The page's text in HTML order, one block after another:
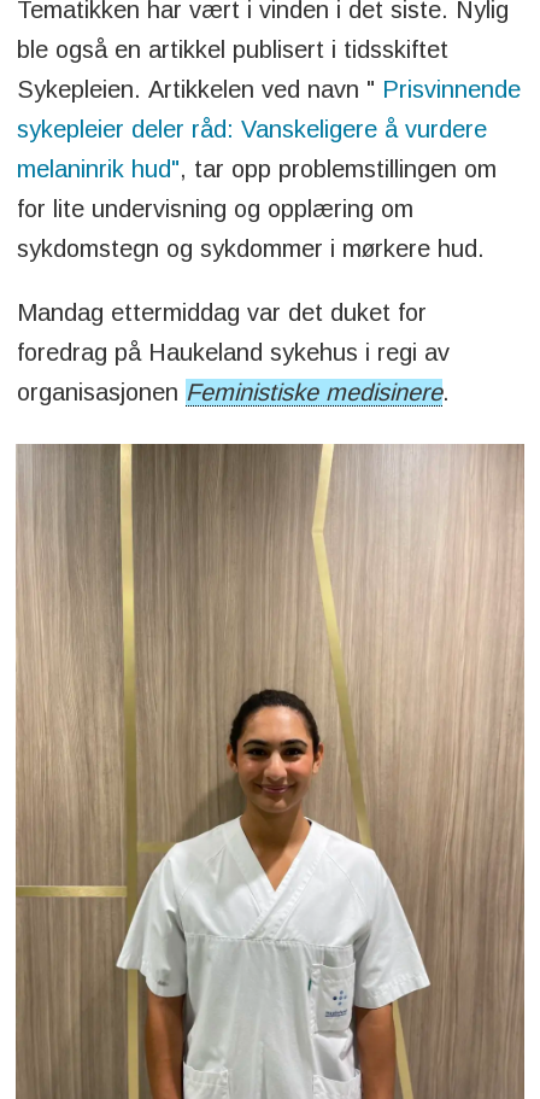
Tematikken har vært i vinden i det siste. Nylig
ble også en artikkel publisert i tidsskiftet
Sykepleien. Artikkelen ved navn " Prisvinnende
sykepleier deler råd: Vanskeligere å vurdere
melaninrik hud", tar opp problemstillingen om
for lite undervisning og opplæring om
sykdomstegn og sykdommer i mørkere hud.
Mandag ettermiddag var det duket for
foredrag på Haukeland sykehus i regi av
organisasjonen Feministiske medisinere.